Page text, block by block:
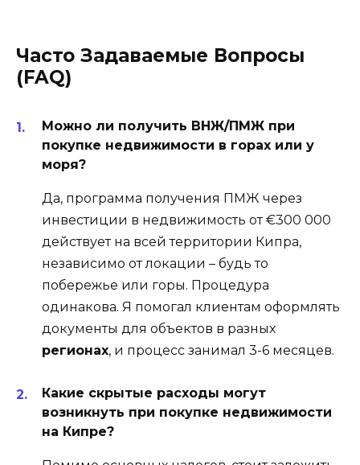
Часто Задаваемые Вопросы
(FAQ)
Можно ли получить ВНЖ/ПМЖ при
покупке недвижимости в горах или у
моря?
Да, программа получения ПМЖ через
инвестиции в недвижимость от €300 000
действует на всей территории Кипра,
независимо от локации – будь то
побережье или горы. Процедура
одинакова. Я помогал клиентам оформлять
документы для объектов в разных
регионах, и процесс занимал 3-6 месяцев.
Какие скрытые расходы могут
возникнуть при покупке недвижимости
на Кипре?